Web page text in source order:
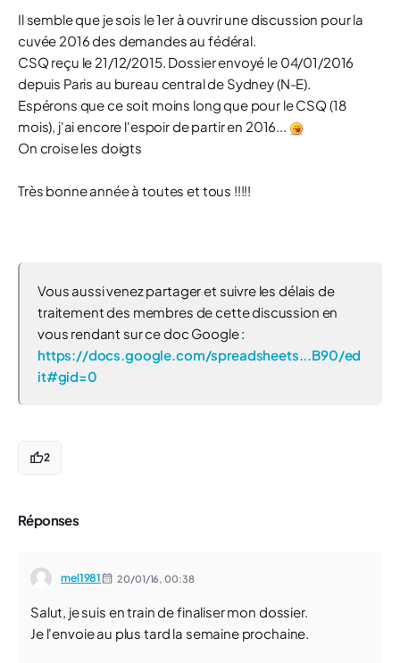
Il semble que je sois le 1er à ouvrir une discussion pour la
cuvée 2016 des demandes au fédéral.
CSQ reçu le 21/12/2015. Dossier envoyé le 04/01/2016
depuis Paris au bureau central de Sydney (N-E).
Espérons que ce soit moins long que pour le CSQ (18
mois), j'ai encore l'espoir de partir en 2016...
On croise les doigts
Très bonne année à toutes et tous !!!!!
Vous aussi venez partager et suivre les délais de
traitement des membres de cette discussion en
vous rendant sur ce doc Google :
https://docs.google.com/spreadsheets...B90/ed
it#gid=0
2
Réponses
mel1981 20/01/16,00:38
Salut, je suis en train de finaliser mon dossier.
Je l'envoie au plus tard la semaine prochaine.